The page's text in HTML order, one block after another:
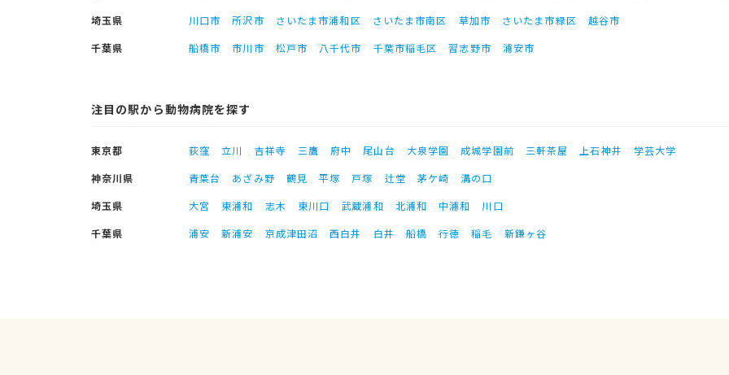
埼玉県
川口市 所沢市 さいたま市浦和区 さいたま市南区 草加市 さいたま市緑区
越谷市
千葉県
船橋市 市川市 松戸市 八千代市 千葉市稲毛区 習志野市 浦安市
注目の駅から動物病院を探す
東京都 荻窪 立川 吉祥寺 三鷹 府中 尾山台 大泉学園 成城学園前 三軒茶屋 上石神井
学芸大学
神奈川県
青葉台 あざみ野 鶴見 平塚 戸塚 辻堂 茅ケ崎
溝の口
埼玉県
大宮 東浦和 志木 東川口 武蔵浦和 北浦和 中浦和
川口
千葉県
浦安 新浦安 京成津田沼 西白井 白井 船橋 行徳 稲毛 新鎌ヶ谷